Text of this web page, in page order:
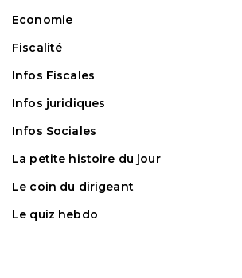
Economie
Fiscalité
Infos Fiscales
Infos juridiques
Infos Sociales
La petite histoire du jour
Le coin du dirigeant
Le quiz hebdo